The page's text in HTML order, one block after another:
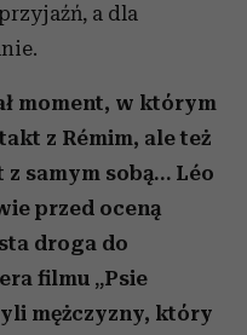
a dla
moment, w którym
z Rémim, ale też
samym sobą… Léo
przed oceną
droga do
filmu „Psie
mężczyzny, który